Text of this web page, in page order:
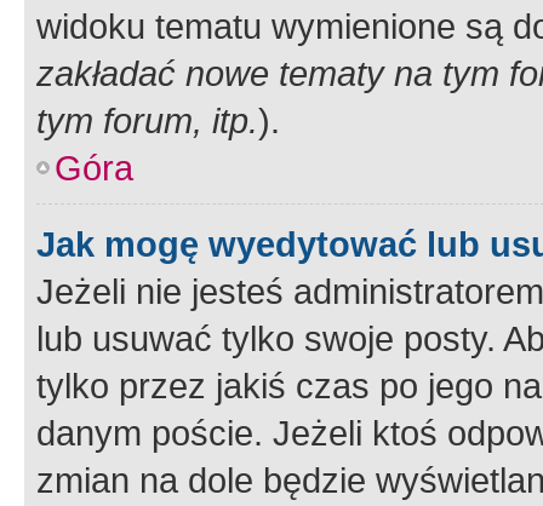
widoku tematu wymienione są
zakładać nowe tematy na tym
tym forum, itp.).
Góra
Jak mogę wyedytować lub
Jeżeli nie jesteś
lub usuwać tylko swoje posty.
tylko przez jakiś czas po jego
danym poście. Jeżeli ktoś
zmian na dole będzie